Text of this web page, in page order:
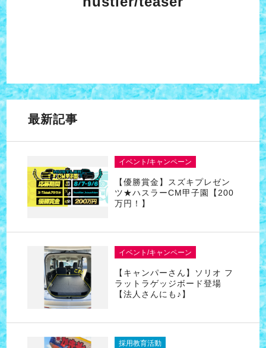
最新記事
イベント/キャンペーン
【優勝賞金】スズキプレゼン
ツ★ハスラーCM甲子園【200
万円！】
イベント/キャンペーン
【キャンパーさん】ソリオ フ
ラットラゲッジボード登場
【法人さんにも♪】
採用教育活動